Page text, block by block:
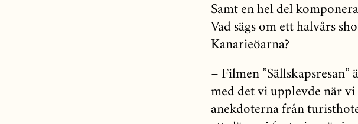
Samt en hel del
Vad sägs om ett halvårs
Kanarieöarna?
– Filmen
med det vi upplevde när vi
anekdoterna från